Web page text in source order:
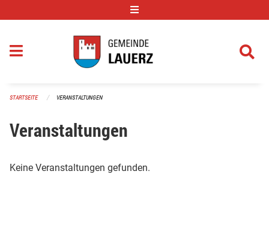
STARTSEITE VERANSTALTUNGEN
Veranstaltungen
Keine Veranstaltungen gefunden.